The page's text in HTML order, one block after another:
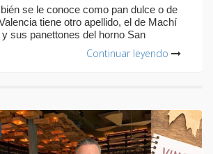
se le conoce como pan dulce o de
tiene otro apellido, el de Machí
sus panettones del horno San
Continuar leyendo